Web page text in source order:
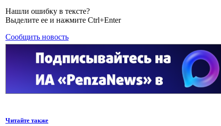
Нашли ошибку в тексте?
Выделите ее и нажмите Ctrl+Enter
Сообщить новость
Читайте также